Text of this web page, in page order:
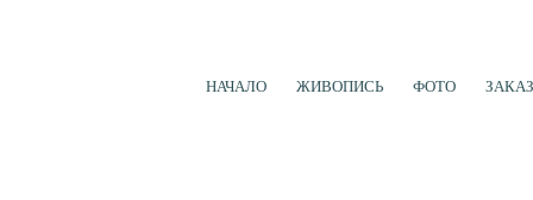
НАЧАЛО ЖИВОПИСЬ ФОТО ЗАКАЗ